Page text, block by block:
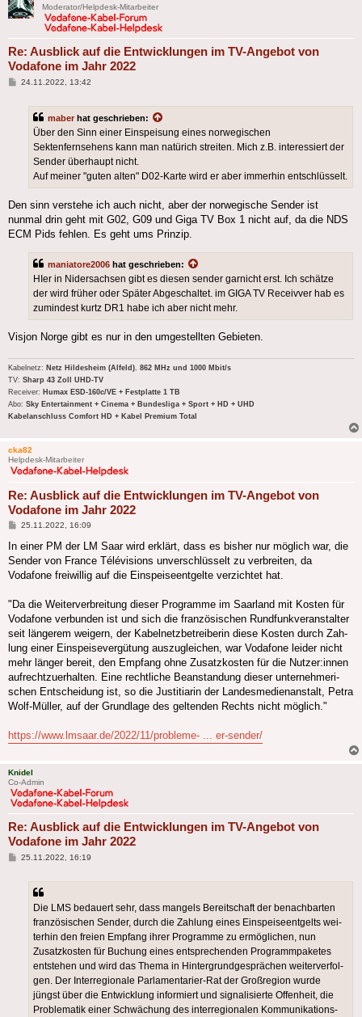
Moderator/Helpdesk-Mitarbeiter
Re: Ausblick auf die Entwicklungen im TV-Angebot von
Vodafone im Jahr 2022
Beitrag
24.11.2022, 13:42
maber hat geschrieben:
Über den Sinn einer Einspeisung eines norwegischen
Sektenfernsehens kann man natürich streiten. Mich z.B. interessiert der
Sender überhaupt nicht.
Auf meiner "guten alten" D02-Karte wird er aber immerhin entschlüsselt.
Den sinn verstehe ich auch nicht, aber der norwegische Sender ist
nunmal drin geht mit G02, G09 und Giga TV Box 1 nicht auf, da die NDS
ECM Pids fehlen. Es geht ums Prinzip.
maniatore2006 hat geschrieben:
HIer in Nidersachsen gibt es diesen sender garnicht erst. Ich schätze
der wird früher oder Später Abgeschaltet. im GIGA TV Receivver hab es
zumindest kurtz DR1 habe ich aber nicht mehr.
Visjon Norge gibt es nur in den umgestellten Gebieten.
Kabelnetz: Netz Hildesheim (Alfeld). 862 MHz und 1000 Mbit/s
TV: Sharp 43 Zoll UHD-TV
Receiver: Humax ESD-160c/VE + Festplatte 1 TB
Abo: Sky Entertainment + Cinema + Bundesliga + Sport + HD + UHD
Kabelanschluss Comfort HD + Kabel Premium Total
cka82
Helpdesk-Mitarbeiter
Re: Ausblick auf die Entwicklungen im TV-Angebot von
Vodafone im Jahr 2022
Beitrag
25.11.2022, 16:09
In einer PM der LM Saar wird erklärt, dass es bisher nur möglich war, die
Sender von France Télévisions unverschlüsselt zu verbreiten, da
Vodafone freiwillig auf die Einspeiseentgelte verzichtet hat.
"Da die Wei­ter­ver­brei­tung die­ser Pro­gram­me im Saar­land mit Kos­ten für
Voda­fone ver­bun­den ist und sich die fran­zö­si­schen Rund­funk­ver­an­stal­ter
seit län­ge­rem wei­gern, der Kabel­netz­be­trei­be­rin die­se Kos­ten durch Zah­
lung einer Ein­spei­se­ver­gü­tung aus­zu­glei­chen, war Voda­fone lei­der nicht
mehr län­ger bereit, den Emp­fang ohne Zusatz­kos­ten für die Nutzer:innen
auf­recht­zu­er­hal­ten. Eine recht­li­che Bean­stan­dung die­ser unter­neh­me­ri­
schen Ent­schei­dung ist, so die Jus­ti­tia­rin der Lan­des­me­di­en­an­stalt, Petra
Wolf-Müller, auf der Grund­la­ge des gel­ten­den Rechts nicht möglich."
https://www.lmsaar.de/2022/11/probleme- ... er-sender/
Knidel
Co-Admin
Re: Ausblick auf die Entwicklungen im TV-Angebot von
Vodafone im Jahr 2022
Beitrag
25.11.2022, 16:19
Die LMS bedau­ert sehr, dass man­gels Bereit­schaft der benach­bar­ten
fran­zö­si­schen Sen­der, durch die Zah­lung eines Ein­spei­se­ent­gelts wei­
ter­hin den frei­en Emp­fang ihrer Pro­gram­me zu ermög­li­chen, nun
Zusatz­kos­ten für Buchung eines ent­spre­chen­den Pro­gramm­pa­ke­tes
ent­ste­hen und wird das The­ma in Hin­ter­grund­ge­sprä­chen wei­ter­ver­fol­
gen. Der Inter­re­gio­na­le Parlamentarier-Rat der Groß­re­gi­on wur­de
jüngst über die Ent­wick­lung infor­miert und signa­li­sier­te Offen­heit, die
Pro­ble­ma­tik einer Schwä­chung des inter­re­gio­na­len Kom­mu­ni­ka­ti­ons­